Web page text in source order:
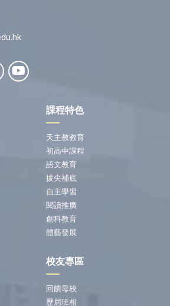
課程特色
天主教教育
初高中課程
語文教育
拔尖補底
自主學習
閱讀推廣
創科教育
體藝發展
校友專區
回饋母校
歷屆班相